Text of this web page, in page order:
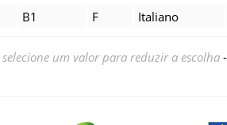
B1 F Italiano
selecione um valor para reduzir a escolha -